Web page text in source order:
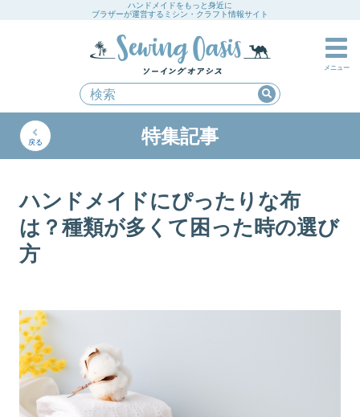
ハンドメイドをもっと身近に
ブラザーが運営するミシン・クラフト情報サイト
メニュー
戻る 特集記事
ハンドメイドにぴったりな布
は？種類が多くて困った時の選び
方